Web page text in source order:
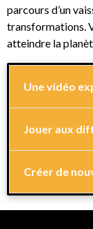
parcours d’un
transformations.
atteindre la
Une vidéo
Jouer aux
Créer de